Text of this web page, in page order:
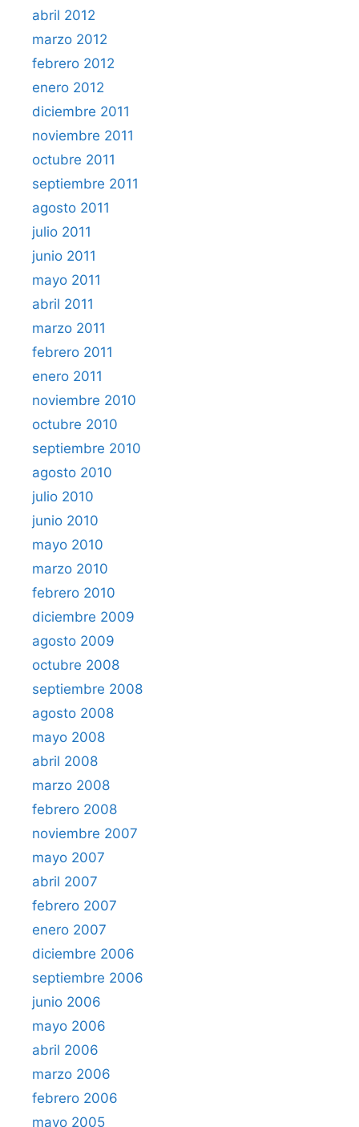
abril 2012
marzo 2012
febrero 2012
enero 2012
diciembre 2011
noviembre 2011
octubre 2011
septiembre 2011
agosto 2011
julio 2011
junio 2011
mayo 2011
abril 2011
marzo 2011
febrero 2011
enero 2011
noviembre 2010
octubre 2010
septiembre 2010
agosto 2010
julio 2010
junio 2010
mayo 2010
marzo 2010
febrero 2010
diciembre 2009
agosto 2009
octubre 2008
septiembre 2008
agosto 2008
mayo 2008
abril 2008
marzo 2008
febrero 2008
noviembre 2007
mayo 2007
abril 2007
febrero 2007
enero 2007
diciembre 2006
septiembre 2006
junio 2006
mayo 2006
abril 2006
marzo 2006
febrero 2006
mayo 2005